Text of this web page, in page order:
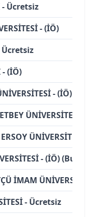
- Ücretsiz
- (İÖ)
Ücretsiz
- (İÖ)
- (İÖ)
ÜNİVERSİTESİ -
ÜNİVERSİTESİ -
- (İÖ) (Burslu)
İMAM ÜNİVERSİTESİ
- Ücretsiz